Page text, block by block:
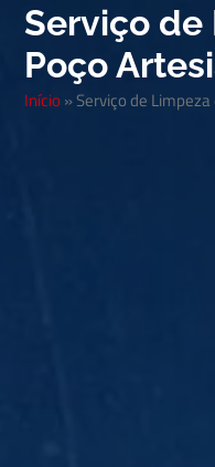
Serviço de
Poço
Início»Serviço de